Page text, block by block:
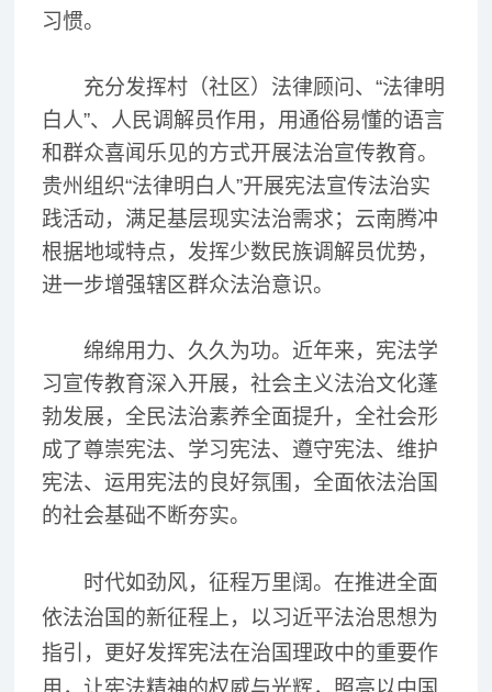
习惯。
充分发挥村（社区）法律顾问、“法律明
白人”、人民调解员作用，用通俗易懂的语言
和群众喜闻乐见的方式开展法治宣传教育。
贵州组织“法律明白人”开展宪法宣传法治实
践活动，满足基层现实法治需求；云南腾冲
根据地域特点，发挥少数民族调解员优势，
进一步增强辖区群众法治意识。
绵绵用力、久久为功。近年来，宪法学
习宣传教育深入开展，社会主义法治文化蓬
勃发展，全民法治素养全面提升，全社会形
成了尊崇宪法、学习宪法、遵守宪法、维护
宪法、运用宪法的良好氛围，全面依法治国
的社会基础不断夯实。
时代如劲风，征程万里阔。在推进全面
依法治国的新征程上，以习近平法治思想为
指引，更好发挥宪法在治国理政中的重要作